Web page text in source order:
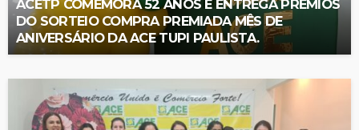
ACETP COMEMORA 52 ANOS E ENTREGA PRÊMIOS
DO SORTEIO COMPRA PREMIADA MÊS DE
ANIVERSÁRIO DA ACE TUPI PAULISTA.